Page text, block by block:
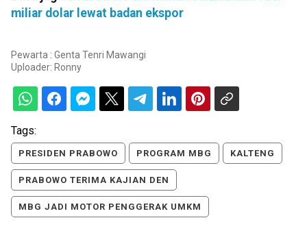
miliar dolar lewat badan ekspor
Pewarta : Genta Tenri Mawangi
Uploader: Ronny
Tags:
PRESIDEN PRABOWO PROGRAM MBG KALTENG
PRABOWO TERIMA KAJIAN DEN
MBG JADI MOTOR PENGGERAK UMKM